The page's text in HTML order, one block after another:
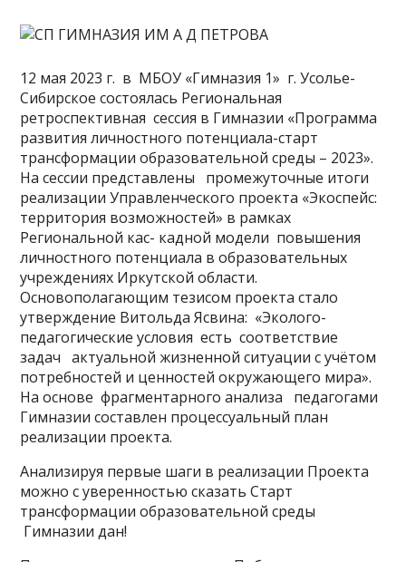
12 мая 2023 г. в МБОУ «Гимназия 1» г. Усолье-
Сибирское состоялась Региональная
ретроспективная сессия в Гимназии «Программа
развития личностного потенциала-старт
трансформации образовательной среды – 2023».
На сессии представлены промежуточные итоги
реализации Управленческого проекта «Экоспейс:
территория возможностей» в рамках
Региональной кас- кадной модели повышения
личностного потенциала в образовательных
учреждениях Иркутской области.
Основополагающим тезисом проекта стало
утверждение Витольда Ясвина: «Эколого-
педагогические условия есть соответствие
задач актуальной жизненной ситуации с учётом
потребностей и ценностей окружающего мира».
На основе фрагментарного анализа педагогами
Гимназии составлен процессуальный план
реализации проекта.
Анализируя первые шаги в реализации Проекта
можно с уверенностью сказать Старт
трансформации образовательной среды
Гимназии дан!